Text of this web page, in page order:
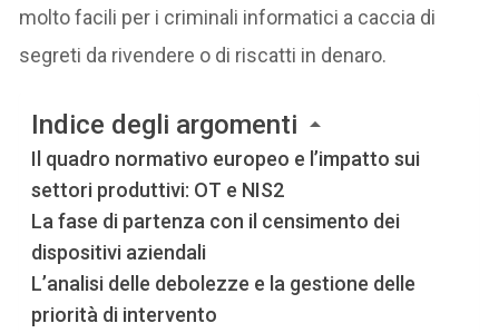
molto facili per i criminali informatici a caccia di
segreti da rivendere o di riscatti in denaro.
Indice degli argomenti
Il quadro normativo europeo e l’impatto sui
settori produttivi: OT e NIS2
La fase di partenza con il censimento dei
dispositivi aziendali
L’analisi delle debolezze e la gestione delle
priorità di intervento